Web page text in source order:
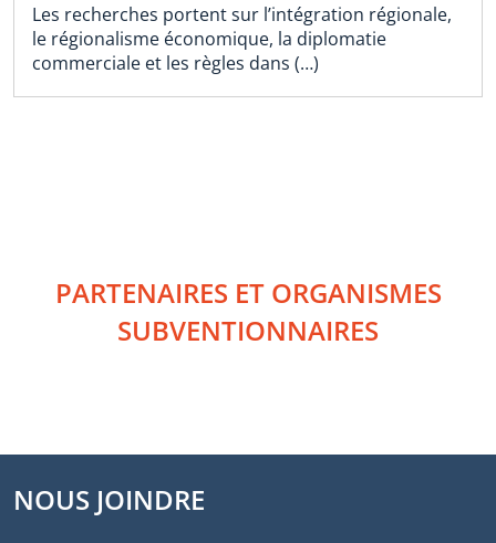
Les recherches portent sur l’intégration régionale,
le régionalisme économique, la diplomatie
commerciale et les règles dans (…)
PARTENAIRES ET ORGANISMES
SUBVENTIONNAIRES
NOUS JOINDRE